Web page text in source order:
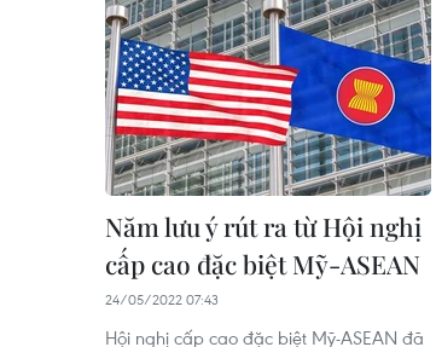
Năm lưu ý rút ra từ Hội nghị
cấp cao đặc biệt Mỹ-ASEAN
24/05/2022 07:43
Hội nghị cấp cao đặc biệt Mỹ-ASEAN đã